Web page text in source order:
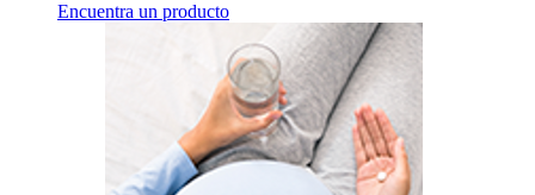
Encuentra un producto